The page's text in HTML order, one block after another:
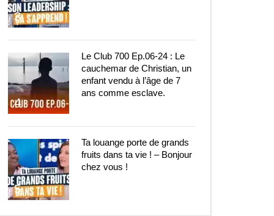
3
4
Le Club 700 Ep.06-24 : Le
cauchemar de Christian, un
enfant vendu à l’âge de 7
ans comme esclave.
5
Ta louange porte de grands
fruits dans ta vie ! – Bonjour
chez vous !